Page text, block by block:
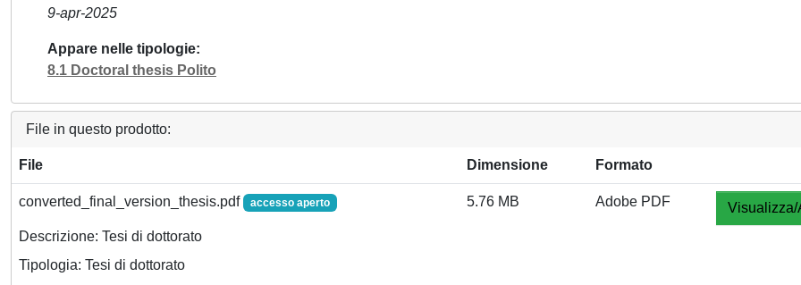
9-apr-2025
Appare nelle tipologie
8.1 Doctoral thesis Polito
File in questo prodotto:
File Dimensione Formato
converted_final_version_thesis.pdf accesso aperto
Descrizione: Tesi di dottorato
Tipologia: Tesi di dottorato
5.76 MB Adobe PDF Visualizza/